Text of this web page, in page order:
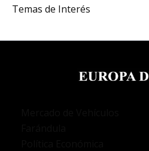
Temas de Interés